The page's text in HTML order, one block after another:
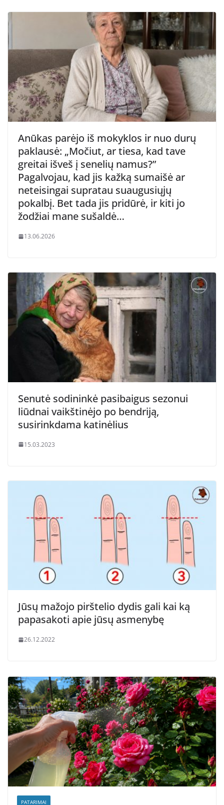
Anūkas parėjo iš mokyklos ir nuo durų
paklausė: „Močiut, ar tiesa, kad tave
greitai išveš į senelių namus?”
Pagalvojau, kad jis kažką sumaišė ar
neteisingai supratau suaugusiųjų
pokalbį. Bet tada jis pridūrė, ir kiti jo
žodžiai mane sušaldė…
13.06.2026
Senutė sodininkė pasibaigus sezonui
liūdnai vaikštinėjo po bendriją,
susirinkdama katinėlius
15.03.2023
Jūsų mažojo pirštelio dydis gali kai ką
papasakoti apie jūsų asmenybę
26.12.2022
PATARIMAI